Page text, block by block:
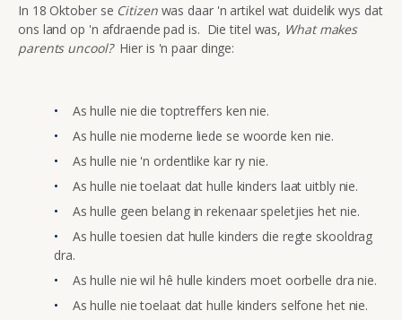
In 18 Oktober se Citizenwas daar 'n artikel wat duidelik wys dat
ons land op 'n afdraende pad is. Die titel was, What makes
parents uncool?Hier is 'n paar dinge:
As hulle nie die toptreffers ken nie.
As hulle nie moderne liede se woorde ken nie.
As hulle nie 'n ordentlike kar ry nie.
As hulle nie toelaat dat hulle kinders laat uitbly nie.
As hulle geen belang in rekenaar speletjies het nie.
As hulle toesien dat hulle kinders die regte skooldrag
dra.
As hulle nie wil hê hulle kinders moet oorbelle dra nie.
As hulle nie toelaat dat hulle kinders selfone het nie.